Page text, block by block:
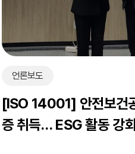
언론보도
[ISO 14001] 안전보건
증 취득… ESG 활동 강